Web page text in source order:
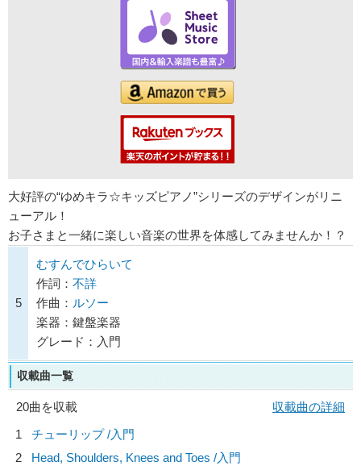
大好評の“ゆめキラ☆キッズピアノ”シリーズのデザインがリニ
ューアル！
お子さまと一緒に楽しい音楽の世界を体感してみませんか！？
5
むすんでひらいて
作詞： 不詳
作曲： ルソー
楽器：鍵盤楽器
グレード：入門
収載曲一覧
20曲を収載
収載曲の詳細
1
チューリップ /入門
2
Head, Shoulders, Knees and Toes /入門